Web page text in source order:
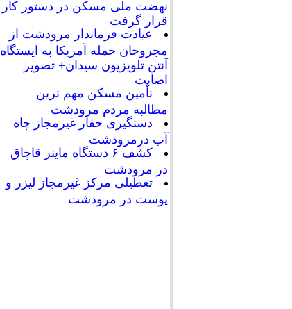
نهضت ملی مسکن در دستور کار
قرار گرفت
عیادت فرماندار مرودشت از
مجروحان حمله آمریکا به ایستگاه
آنتن تلویزیون سیدان+ تصویر
اصابت
تأمین مسکن مهم ترین
مطالبه مردم مرودشت
دستگیری حفار غیرمجاز چاه
آب درمرودشت
کشف ۶ دستگاه ماینر قاچاق
در مرودشت
تعطیلی مرکز غیرمجاز لیزر و
پوست در مرودشت